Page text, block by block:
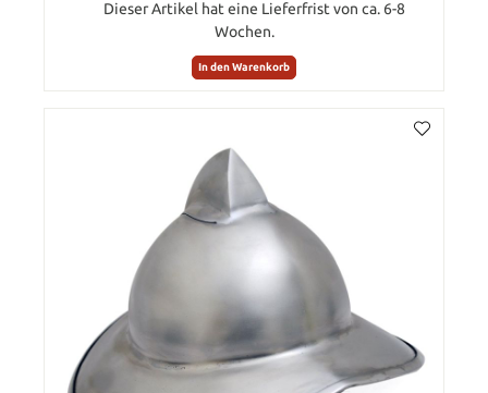
Dieser Artikel hat eine Lieferfrist von ca. 6-8
Wochen.
In den Warenkorb